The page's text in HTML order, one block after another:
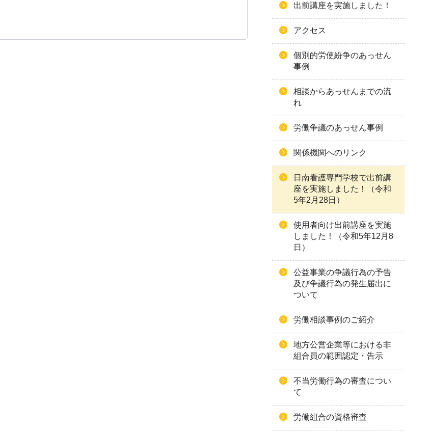
出前講座を実施しました！
アクセス
個別的労使紛争のあっせん
事例
相談からあっせんまでの流
れ
労働争議のあっせん事例
関係機関へのリンク
日南看護専門学校で出前講
座を実施しました！（令和
5年2月28日）
使用者向け出前講座を実施
しました！（令和5年12月8
日）
公益事業の争議行為の予告
及び争議行為の発生届出に
ついて
労働相談事例のご紹介
地方公営企業等における非
組合員の範囲認定・告示
不当労働行為の審査につい
て
労働組合の資格審査